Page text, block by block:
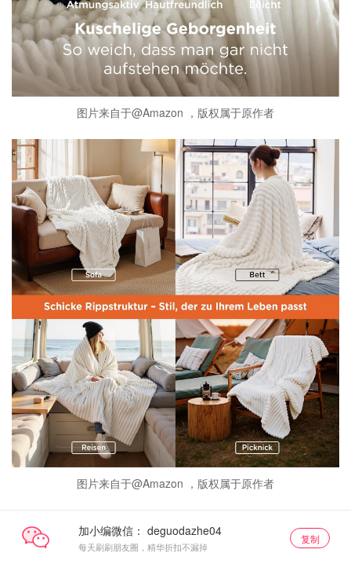
图片来自于@Amazon ，版权属于原作者
图片来自于@Amazon ，版权属于原作者
加小编微信：
每天刷刷朋友圈，精华折扣不漏掉
复制